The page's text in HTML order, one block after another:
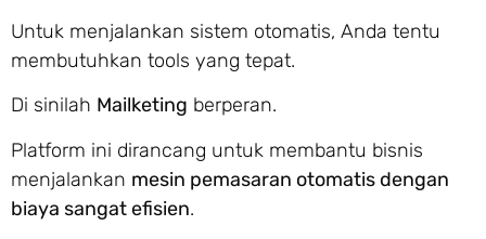
Untuk menjalankan sistem otomatis, Anda tentu
membutuhkan tools yang tepat.
Di sinilah Mailketing berperan.
Platform ini dirancang untuk membantu bisnis
menjalankan mesin pemasaran otomatis dengan
biaya sangat efisien.